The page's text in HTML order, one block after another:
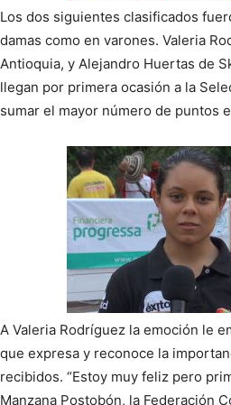
Los dos siguientes clasificados
damas como en varones. Valeria
Antioquia, y Alejandro Huertas de
llegan por primera ocasión a la
sumar el mayor número de puntos
A Valeria Rodríguez la emoción le
que expresa y reconoce la
recibidos. “Estoy muy feliz pero
Manzana Postobón, la Federación